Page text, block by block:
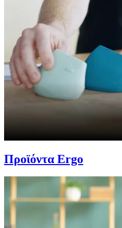
Προϊόντα Ergo